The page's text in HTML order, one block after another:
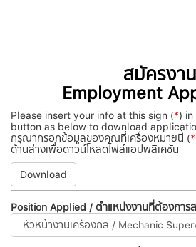
สมัครงาน
Employment
Please insert your info at this sign (*)
button as below to download
กรุณากรอกข้อมูลของคุณที่เครื่องหมายนี้ (*
ด้านล่างเพื่อดาวน์โหลดไฟล์แอปพลิเคชัน
Download
Position Applied / ตำแหน่งงานที่ต้องการ